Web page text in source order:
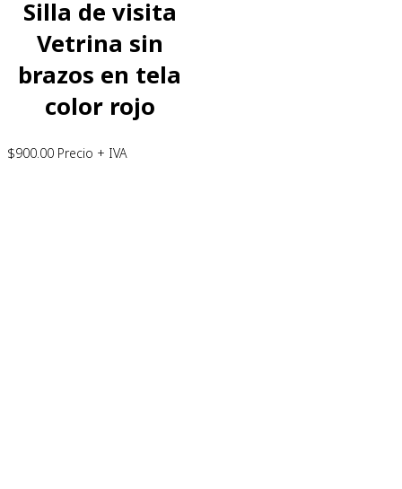
Silla de visita
Vetrina sin
brazos en tela
color rojo
$900.00 Precio + IVA